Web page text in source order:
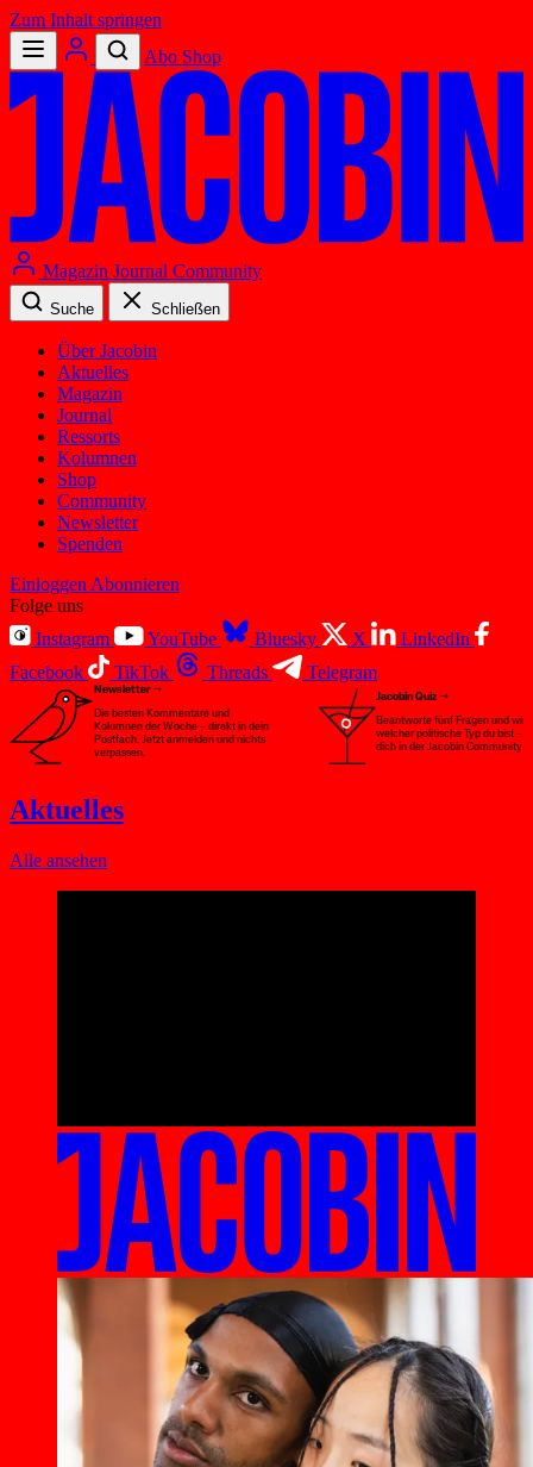
Zum Inhalt springen
Abo Shop
Magazin Journal Community
Suche Schließen
Über Jacobin
Aktuelles
Magazin
Journal
Ressorts
Kolumnen
Shop
Community
Newsletter
Spenden
Einloggen Abonnieren
Folge uns
Instagram
YouTube Bluesky X
LinkedIn
Facebook
TikTok Threads Telegram
Newsletter
Die besten Kommentare und
Kolumnen der Woche – direkt in dein
Postfach. Jetzt anmelden und nichts
verpassen.
Jacobin Quiz
Beantworte fünf Fragen und wir
welcher politische Typ du bist –
dich in der Jacobin Community
Aktuelles
Alle ansehen